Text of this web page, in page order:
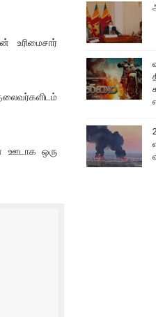
தெரியுமா?
உரிமைசார்
ஊடாக ஒரு